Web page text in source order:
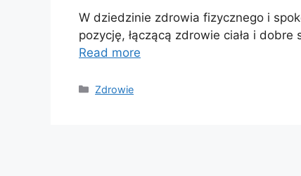
W dziedzinie zdrowia fizycznego i
pozycję, łączącą zdrowie ciała i
Read more
Categories
Zdrowie